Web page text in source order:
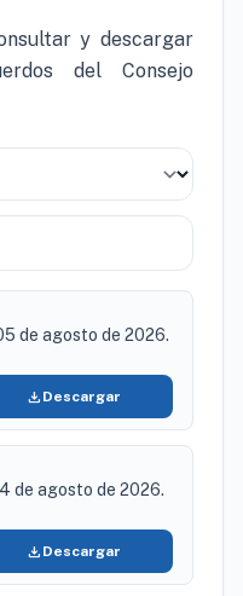
y descargar
del Consejo
de agosto de 2026.
download Descargar
de agosto de 2026.
download Descargar